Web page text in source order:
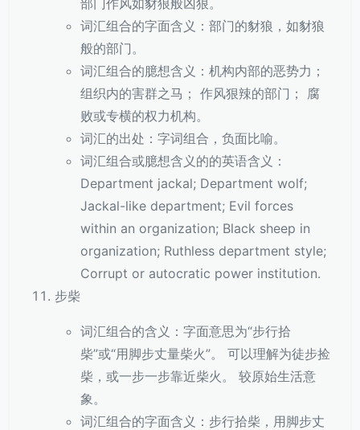
部门作风如豺狼般凶狠。
词汇组合的字面含义：部门的豺狼，如豺狼
般的部门。
词汇组合的臆想含义：机构内部的恶势力；
组织内的害群之马； 作风狠辣的部门； 腐
败或专横的权力机构。
词汇的出处：字词组合，负面比喻。
词汇组合或臆想含义的的英语含义：
Department jackal; Department wolf;
Jackal-like department; Evil forces
within an organization; Black sheep in
organization; Ruthless department style;
Corrupt or autocratic power institution.
步柴
词汇组合的含义：字面意思为“步行拾
柴”或“用脚步丈量柴火”。 可以理解为徒步捡
柴，或一步一步靠近柴火。 较原始生活意
象。
词汇组合的字面含义：步行拾柴，用脚步丈